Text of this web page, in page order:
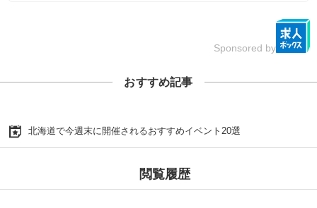
Sponsored by
おすすめ記事
北海道で今週末に開催されるおすすめイベント20選
閲覧履歴